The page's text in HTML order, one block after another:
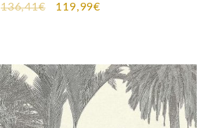
136,41€
El
era:
136,41€.
119,99€El
es:
119,99€.